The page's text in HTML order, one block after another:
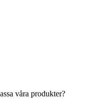
våra produkter?